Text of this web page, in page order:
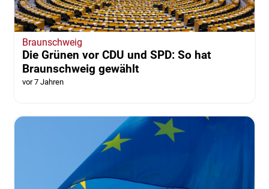
Braunschweig
Die Grünen vor CDU und SPD: So hat
Braunschweig gewählt
vor 7 Jahren